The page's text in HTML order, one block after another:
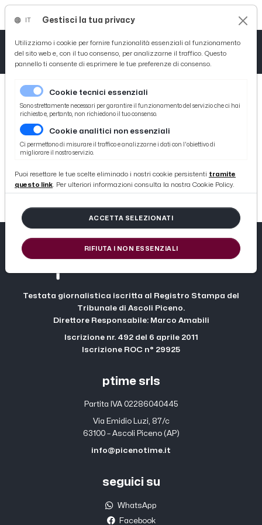
ERROR: #Z1VOT90OV00JM2U1WCYGGV5WBY2BGWL1
Testata giornalistica iscritta al Registro Stampa del
Tribunale di Ascoli Piceno.
Direttore Responsabile: Marco Amabili
Iscrizione nr. 492 del 6 aprile 2011
Iscrizione ROC n° 29925
ptime srls
Partita IVA 02286040445
Via Emidio Luzi, 87/c
63100 – Ascoli Piceno (AP)
info@picenotime.it
seguici su
WhatsApp
Facebook
Gestisci la tua privacy
Utilizziamo i cookie per fornire funzionalità essenziali al funzionamento
del sito web e, con il tuo consenso, per analizzarne il traffico. Questo
pannello ti consente di esprimere le tue preferenze di consenso.
Cookie tecnici essenziali
Sono strettamente necessari per garantire il funzionamento del servizio che ci hai
richiesto e, pertanto, non richiedono il tuo consenso.
Cookie analitici non essenziali
Ci permettono di misurare il traffico e analizzarne i dati con l'obiettivo di
migliorare il nostro servizio.
Puoi resettare le tue scelte eliminado i nostri cookie persistenti tramite
questo link. Per ulteriori informazioni consulta la nostra Cookie Policy.
ACCETTA SELEZIONATI
RIFIUTA I NON ESSENZIALI
Tutto News
Tutto Sport
Basket
Ciclismo
Tutto Curiosità